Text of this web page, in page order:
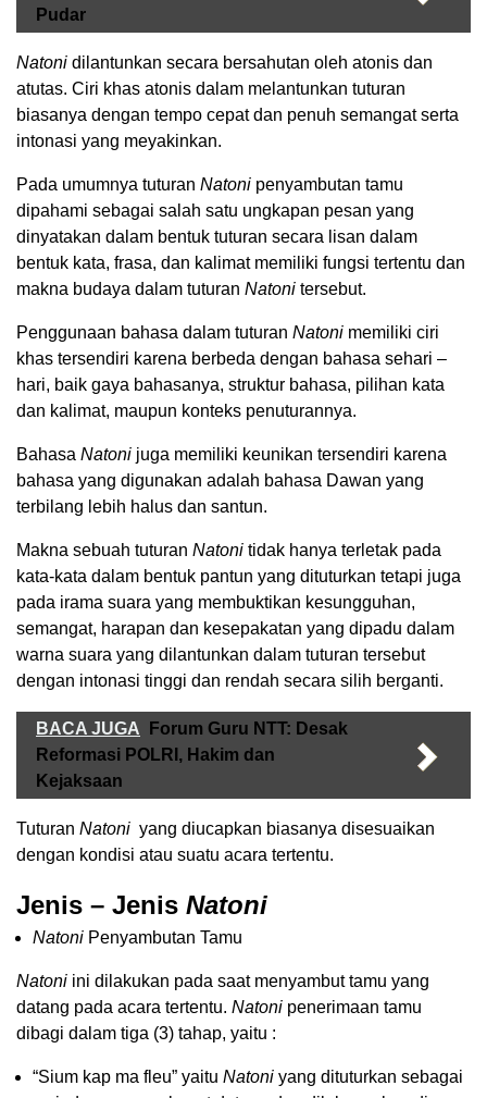
Pudar
Natoni dilantunkan secara bersahutan oleh atonis dan
atutas. Ciri khas atonis dalam melantunkan tuturan
biasanya dengan tempo cepat dan penuh semangat serta
intonasi yang meyakinkan.
Pada umumnya tuturan Natoni penyambutan tamu
dipahami sebagai salah satu ungkapan pesan yang
dinyatakan dalam bentuk tuturan secara lisan dalam
bentuk kata, frasa, dan kalimat memiliki fungsi tertentu dan
makna budaya dalam tuturan Natoni tersebut.
Penggunaan bahasa dalam tuturan Natoni memiliki ciri
khas tersendiri karena berbeda dengan bahasa sehari –
hari, baik gaya bahasanya, struktur bahasa, pilihan kata
dan kalimat, maupun konteks penuturannya.
Bahasa Natoni juga memiliki keunikan tersendiri karena
bahasa yang digunakan adalah bahasa Dawan yang
terbilang lebih halus dan santun.
Makna sebuah tuturan Natoni tidak hanya terletak pada
kata-kata dalam bentuk pantun yang dituturkan tetapi juga
pada irama suara yang membuktikan kesungguhan,
semangat, harapan dan kesepakatan yang dipadu dalam
warna suara yang dilantunkan dalam tuturan tersebut
dengan intonasi tinggi dan rendah secara silih berganti.
BACA JUGA
Forum Guru NTT: Desak
Reformasi POLRI, Hakim dan
Kejaksaan
Tuturan Natoni yang diucapkan biasanya disesuaikan
dengan kondisi atau suatu acara tertentu.
Jenis – Jenis Natoni
Natoni Penyambutan Tamu
Natoni ini dilakukan pada saat menyambut tamu yang
datang pada acara tertentu. Natoni penerimaan tamu
dibagi dalam tiga (3) tahap, yaitu :
“Sium kap ma fleu” yaitu Natoni yang dituturkan sebagai